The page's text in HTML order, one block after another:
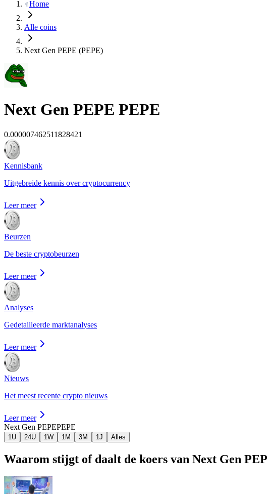
Home
Alle coins
Next Gen PEPE (PEPE)
Next Gen PEPE PEPE
0.000007462511828421
Kennisbank
Uitgebreide kennis over cryptocurrency
Leer meer
Beurzen
De beste cryptobeurzen
Leer meer
Analyses
Gedetailleerde marktanalyses
Leer meer
Nieuws
Het meest recente crypto nieuws
Leer meer
Next Gen PEPEPEPE
1U 24U 1W 1M 3M 1J Alles
Waarom stijgt of daalt de koers van Next Gen